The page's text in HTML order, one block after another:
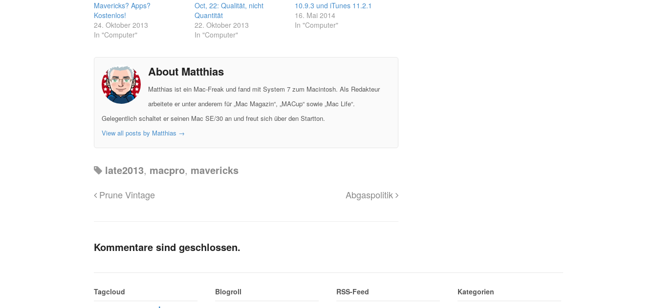
Mavericks? Apps?
Kostenlos!
24. Oktober 2013
In "Computer"
Oct, 22: Qualität, nicht
Quantität
22. Oktober 2013
In "Computer"
10.9.3 und iTunes 11.2.1
16. Mai 2014
In "Computer"
About Matthias
Matthias ist ein Mac-Freak und fand mit System 7 zum Macintosh. Als Redakteur
arbeitete er unter anderem für „Mac Magazin“, „MACup“ sowie „Mac Life“.
Gelegentlich schaltet er seinen Mac SE/30 an und freut sich über den Startton.
View all posts by Matthias →
late2013, macpro, mavericks
Prune Vintage Abgaspolitik
Kommentare sind geschlossen.
Tagcloud Blogroll RSS-Feed Kategorien